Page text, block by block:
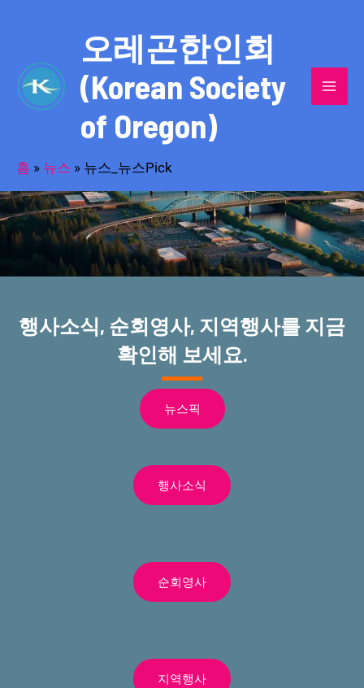
오레곤한인회
(Korean Society
of Oregon)
홈 » 뉴스 » 뉴스_뉴스Pick
반세기의 세월을 품고 동포사회를 섬겨온
오레곤한인회!
행사소식, 순회영사, 지역행사를 지금
확인해 보세요.
뉴스픽
행사소식
순회영사
지역행사